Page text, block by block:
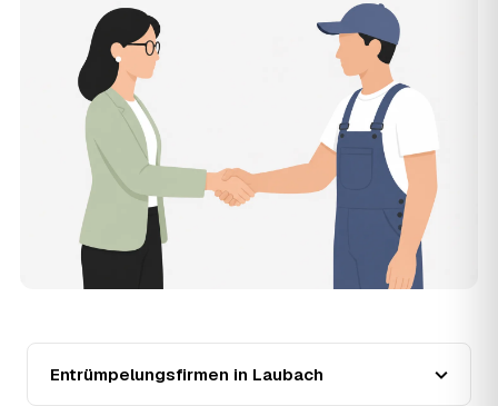
Entrümpler aus Laubach zum Vergleichen. Bezahlt wird
nur der Entrümpler, den Sie selbst auswählen.
Was kostet die Entrümpelung einer normalen
Wohnung in Laubach?
Für eine durchschnittliche Wohnung mit rund 65 m² liegen
die Kosten in Laubach bei etwa 1.840 €, das entspricht
im Schnitt rund 33,8 € je Quadratmeter. Zugänglichkeit
(Etage, Aufzug), Menge und Sperrmüllanteil verschieben
den Preis nach oben oder unten — den genauen
Festpreis nennt Ihnen der Entrümpler nach kurzer
Beschreibung.
Werden Entrümpelungen in Laubach in Zukunft
Seit 2020 verlief die Preisentwicklung in Laubach fallend
(−25 %), mit dem bisherigen Höchststand im Jahr 2024.
Eine Prognose lässt sich daraus nicht ableiten, aber die
Entrümpelungsfirmen in Laubach